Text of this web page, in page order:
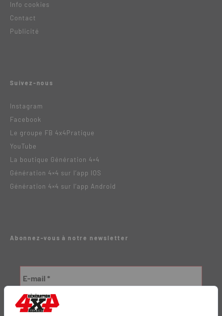
Info cookies
Contact
Publicité
Suivez-nous
Instagram
Facebook
Le groupe FB 4x4Pratique
YouTube
La boutique Génération 4×4
Génération 4×4 sur l’app IOS
Génération 4×4 sur l’app Android
Abonnez-vous à notre newsletter